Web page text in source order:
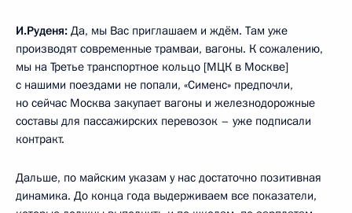
И.Руденя: Да, мы Вас приглашаем и ждём. Там уже
производят современные трамваи, вагоны. К сожалению,
мы на Третье транспортное кольцо [МЦК в Москве]
с нашими поездами не попали, «Сименс» предпочли,
но сейчас Москва закупает вагоны и железнодорожные
составы для пассажирских перевозок – уже подписали
контракт.
Дальше, по майским указам у нас достаточно позитивная
динамика. До конца года выдерживаем все показатели,